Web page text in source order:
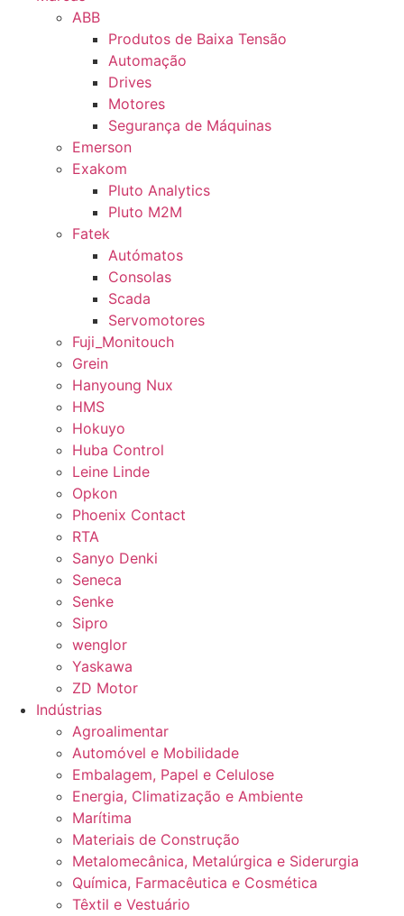
ABB
Produtos de Baixa Tensão
Automação
Drives
Motores
Segurança de Máquinas
Emerson
Exakom
Pluto Analytics
Pluto M2M
Fatek
Autómatos
Consolas
Scada
Servomotores
Fuji_Monitouch
Grein
Hanyoung Nux
HMS
Hokuyo
Huba Control
Leine Linde
Opkon
Phoenix Contact
RTA
Sanyo Denki
Seneca
Senke
Sipro
wenglor
Yaskawa
ZD Motor
Indústrias
Agroalimentar
Automóvel e Mobilidade
Embalagem, Papel e Celulose
Energia, Climatização e Ambiente
Marítima
Materiais de Construção
Metalomecânica, Metalúrgica e Siderurgia
Química, Farmacêutica e Cosmética
Têxtil e Vestuário